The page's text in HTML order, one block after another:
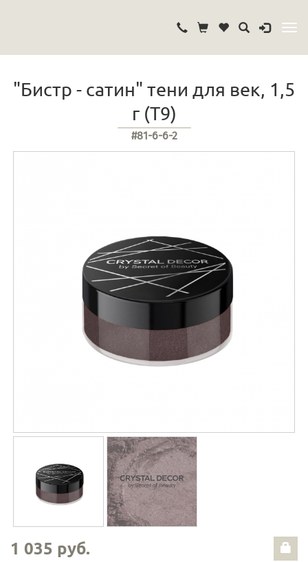
"Бистр - сатин" тени для век, 1,5
г (Т9)
#81-6-6-2
1 035 руб.